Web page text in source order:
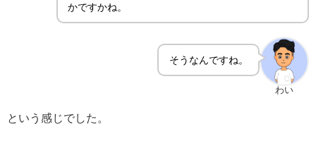
かですかね。
わい
そうなんですね。
という感じでした。